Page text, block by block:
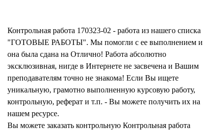
Контрольная работа 170323-02 - работа из нашего списка
"ГОТОВЫЕ РАБОТЫ". Мы помогли с ее выполнением и
она была сдана на Отлично! Работа абсолютно
эксклюзивная, нигде в Интернете не засвечена и Вашим
преподавателям точно не знакома! Если Вы ищете
уникальную, грамотно выполненную курсовую работу,
контрольную, реферат и т.п. - Вы можете получить их на
нашем ресурсе.
Вы можете заказать контрольную Контрольная работа